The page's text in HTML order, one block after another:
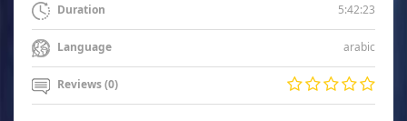
Duration 5:42:23
Language arabic
Reviews (0)